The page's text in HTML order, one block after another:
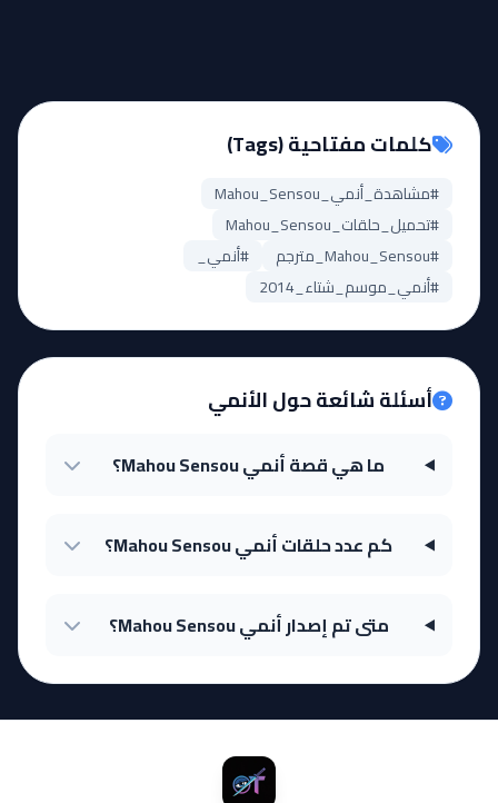
كلمات مفتاحية (Tags)
#مشاهدة_أنمي_Mahou_Sensou
#تحميل_حلقات_Mahou_Sensou
#Mahou_Sensou_مترجم
#أنمي_
#أنمي_موسم_شتاء_2014
أسئلة شائعة حول الأنمي
ما هي قصة أنمي Mahou Sensou؟
كم عدد حلقات أنمي Mahou Sensou؟
متى تم إصدار أنمي Mahou Sensou؟